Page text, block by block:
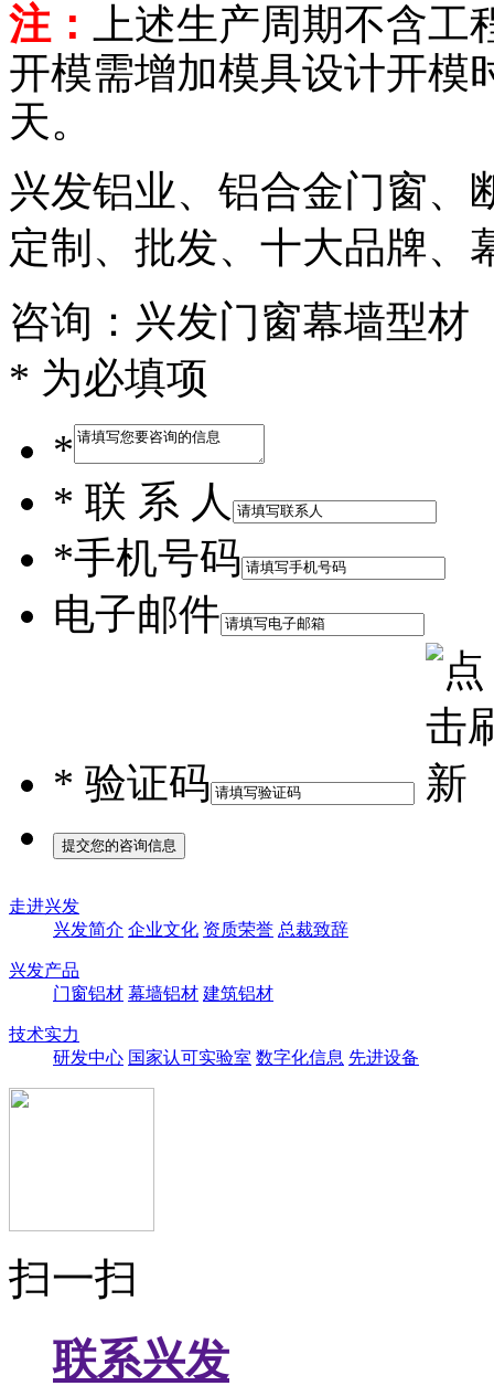
注：
上述生产周期不含
开模需增加模具设计开模
天。
兴发铝业、铝合金门窗、
定制、批发、十大品牌、
咨询：兴发门窗幕墙型材
* 为必填项
*
* 联 系 人
*手机号码
电子邮件
* 验证码
走进兴发
兴发简介 企业文化 资质荣誉 总裁致辞
兴发产品
门窗铝材 幕墙铝材 建筑铝材
技术实力
研发中心 国家认可实验室 数字化信息 先进设备
扫一扫
联系兴发